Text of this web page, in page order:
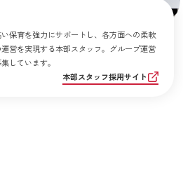
保育を強力にサポートし、各方面への柔軟
営を実現する本部スタッフ。グループ運営
しています。
本部スタッフ採用サイト